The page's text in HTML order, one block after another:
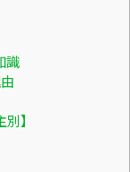
識
】